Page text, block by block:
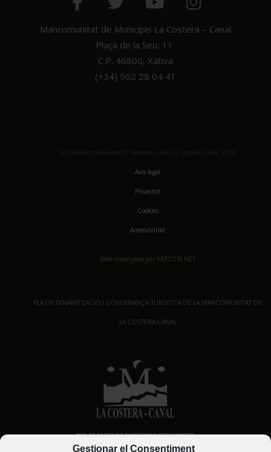
Gestionar el Consentiment
Mancomunitat de Municipis La Costera – Canal
Plaça de la Seu, 11
C.P. 46800, Xàtiva
(+34) 962 28 04 41
Avis legal
Privacitat
Cookies
Accessibilitat
Web dissenyada per XATCOM.NET
PLA DE DINAMITZACIÓ I GOVERNANÇA TURÍSTICA DE LA MANCOMUNITAT DE
LA COSTERA-CANAL